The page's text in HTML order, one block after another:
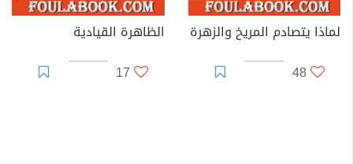
لماذا يتصادم المريخ والزهرة
48
الظاهرة القيادية
17